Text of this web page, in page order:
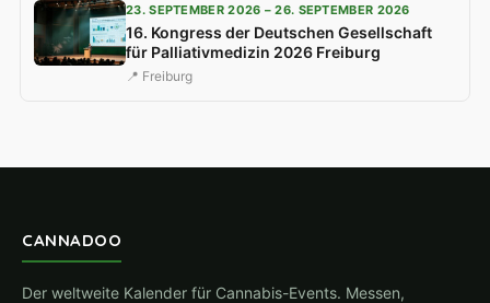
23. SEPTEMBER 2026 – 26. SEPTEMBER 2026
16. Kongress der Deutschen Gesellschaft
für Palliativmedizin 2026 Freiburg
📍 Freiburg
CANNADOO
Der weltweite Kalender für Cannabis-Events. Messen,